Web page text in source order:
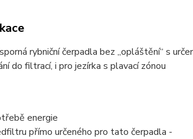
rybniční čerpadla bez „opláštění“ s
do filtrací, i pro jezírka s plavací zónou
energie
přímo určeného pro tato čerpadla -